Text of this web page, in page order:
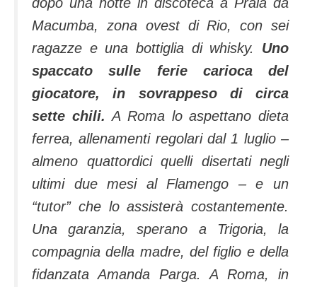
Macumba, zona ovest di Rio, con sei
ragazze e una bottiglia di whisky. Uno
spaccato sulle ferie carioca del
giocatore, in sovrappeso di circa
sette chili.A Roma lo aspettano dieta
ferrea, allenamenti regolari dal 1 luglio –
almeno quattordici quelli disertati negli
ultimi due mesi al Flamengo – e un
“tutor” che lo assisterà costantemente.
Una garanzia, sperano a Trigoria, la
compagnia della madre, del figlio e della
fidanzata Amanda Parga. A Roma, in